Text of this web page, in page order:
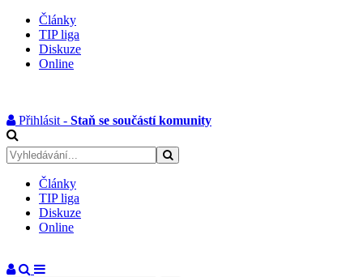
Články
TIP liga
Diskuze
Online
Přihlásit - Staň se součástí komunity
Články
TIP liga
Diskuze
Online